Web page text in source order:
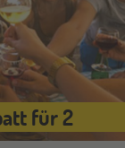
JuBi
für 2